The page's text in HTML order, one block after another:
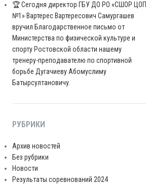
🏆 Сегодня директор ГБУ ДО РО «СШОР ЦОП
№1» Вартерес Вартересович Самургашев
вручил Благодарственное письмо от
Министерства по физической культуре и
спорту Ростовской области нашему
тренеру-преподавателю по спортивной
борьбе Дугачиеву Абомуслиму
Батырсултановичу.
РУБРИКИ
Архив новостей
Без рубрики
Новости
Результаты соревнований 2024